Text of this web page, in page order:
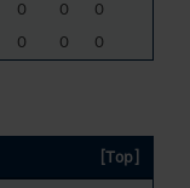
0 0
0
0 0
0
[Top]